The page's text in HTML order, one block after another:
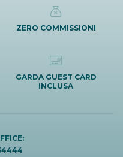
ZERO COMMISSIONI
GARDA GUEST CARD
INCLUSA